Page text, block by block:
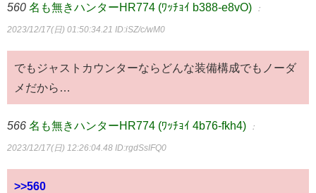
560 名も無きハンターHR774 (ﾜｯﾁｮｲ b388-e8vO) ：
2023/12/17(日) 01:50:34.21 ID:iSZ/c/wM0
でもジャストカウンターならどんな装備構成でもノーダ
メだから…
566 名も無きハンターHR774 (ﾜｯﾁｮｲ 4b76-fkh4) ：
2023/12/17(日) 12:26:04.48 ID:rgdSsIFQ0
>>560